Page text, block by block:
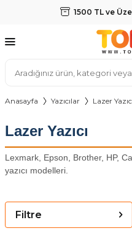
1500 TL ve
Anasayfa Yazıcılar Lazer
Lazer Yazıcı
Lexmark, Epson, Brother, HP,
yazıcı modelleri.
Filtre